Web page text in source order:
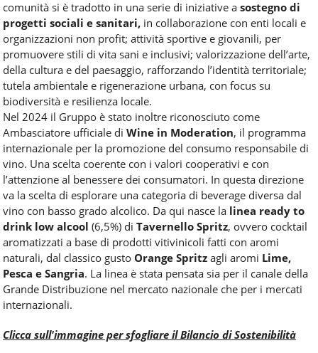
comunità si è tradotto in una serie di iniziative a sostegno di
progetti sociali e sanitari, in collaborazione con enti locali e
organizzazioni non profit; attività sportive e giovanili, per
promuovere stili di vita sani e inclusivi; valorizzazione dell’arte,
della cultura e del paesaggio, rafforzando l’identità territoriale;
tutela ambientale e rigenerazione urbana, con focus su
biodiversità e resilienza locale.
Nel 2024 il Gruppo è stato inoltre riconosciuto come
Ambasciatore ufficiale di Wine in Moderation, il programma
internazionale per la promozione del consumo responsabile di
vino. Una scelta coerente con i valori cooperativi e con
l’attenzione al benessere dei consumatori. In questa direzione
va la scelta di esplorare una categoria di beverage diversa dal
vino con basso grado alcolico. Da qui nasce la linea ready to
drink low alcool (6,5%) di Tavernello Spritz, ovvero cocktail
aromatizzati a base di prodotti vitivinicoli fatti con aromi
naturali, dal classico gusto Orange Spritz agli aromi Lime,
Pesca e Sangria. La linea è stata pensata sia per il canale della
Grande Distribuzione nel mercato nazionale che per i mercati
internazionali.
Clicca sull'immagine per sfogliare il Bilancio di Sostenibilità